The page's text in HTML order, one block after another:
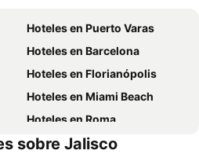
Hoteles en Puerto Varas
Hoteles en Barcelona
Hoteles en Florianópolis
Hoteles en Miami Beach
Hoteles en Roma
Hoteles en Puerto Montt
sobre Jalisco